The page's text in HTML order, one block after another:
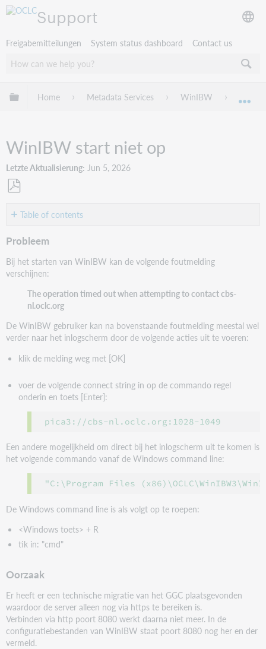
Support
Freigabemitteilungen System status dashboard Contact us
Globale Hierarchie expandieren/verbergen
Home Metadata Services WinIBW
WinIBW start niet op
Letzte Aktualisierung Jun 5, 2026
PDFTable of contents
Probleem
Oplossing
Aanvullende
informatie
wat
betreft
adressen
Probleem
Bij het starten van WinIBW kan de volgende foutmelding
verschijnen:
The operation timed out when attempting to contact cbs-
nl.oclc.org
De WinIBW gebruiker kan na bovenstaande foutmelding meestal wel
verder naar het inlogscherm door de volgende acties uit te voeren:
klik de melding weg met [OK]
voer de volgende connect string in op de commando regel
onderin en toets [Enter]:
pica3://cbs-nl.oclc.org:1028-1049
Een andere mogelijkheid om direct bij het inlogscherm uit te komen is
het volgende commando vanaf de Windows command line:
"C:\Program Files
De Windows command line is als volgt op te roepen:
<Windows toets> + R
tik in: "cmd"
Oorzaak
Er heeft er een technische migratie van het GGC plaatsgevonden
waardoor de server alleen nog via https te bereiken is.
Verbinden via http poort 8080 werkt daarna niet meer. In de
configuratiebestanden van WinIBW staat poort 8080 nog her en der
vermeld.